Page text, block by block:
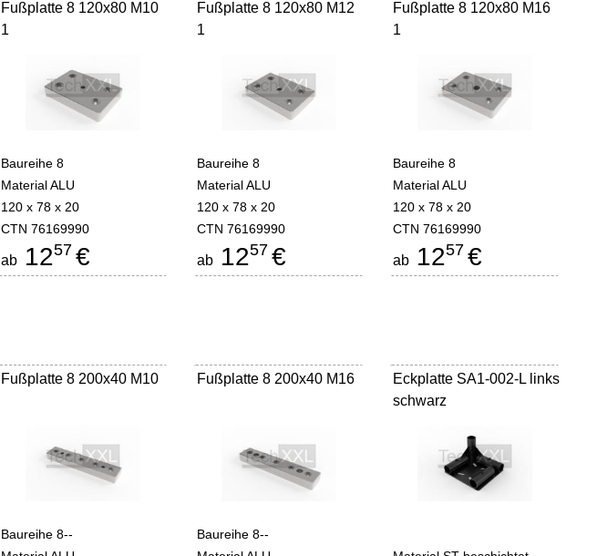
Fußplatte 8 120x80 M10
1
Baureihe 8
Material ALU
120 x 78 x 20
CTN 76169990
ab 1257 €
Fußplatte 8 120x80 M12
1
Baureihe 8
Material ALU
120 x 78 x 20
CTN 76169990
ab 1257 €
Fußplatte 8 120x80 M16
1
Baureihe 8
Material ALU
120 x 78 x 20
CTN 76169990
ab 1257 €
Fußplatte 8 200x40 M10
Baureihe 8--
Fußplatte 8 200x40 M16
Baureihe 8--
Eckplatte SA1-002-L links
schwarz